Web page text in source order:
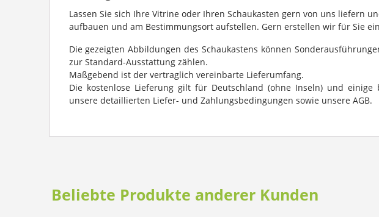
Lassen Sie sich Ihre Vitrine oder Ihren Schaukasten gern von uns liefern
aufbauen und am Bestimmungsort aufstellen. Gern erstellen wir für Sie
Die gezeigten Abbildungen des Schaukastens können
zur Standard-Ausstattung zählen.
Maßgebend ist der vertraglich vereinbarte Lieferumfang.
Die kostenlose Lieferung gilt für Deutschland (ohne Inseln) und einige
unsere detaillierten Liefer- und Zahlungsbedingungen sowie unsere AGB.
Beliebte Produkte anderer Kunden